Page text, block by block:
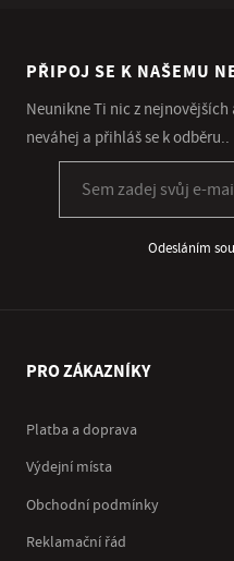
PŘIPOJ SE K NAŠEMU
Neunikne Ti nic z
neváhej a přihláš se k odběru..
Odesláním
PRO ZÁKAZNÍKY
Platba a doprava
Výdejní místa
Obchodní podmínky
Reklamační řád